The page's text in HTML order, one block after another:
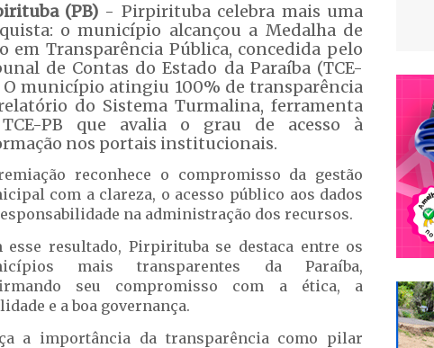
(PB)- Pirpirituba celebra mais uma
o município alcançou a Medalha de
em Transparência Pública, concedida pelo
de Contas do Estado da Paraíba (TCE-
O município atingiu 100% de transparência
do Sistema Turmalina, ferramenta
PB que avalia o grau de acesso à
nos portais institucionais.
reconhece o compromisso da gestão
com a clareza, o acesso público aos dados
na administração dos recursos.
esse resultado, Pirpirituba se destaca entre os
mais transparentes da Paraíba,
seu compromisso com a ética, a
e a boa governança.
a importância da transparência como pilar